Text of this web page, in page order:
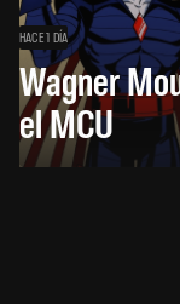
HACE 1 DÍA
Wagner
el MCU